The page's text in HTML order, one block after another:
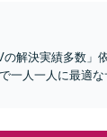
の解決実績多数」
一人一人に最適